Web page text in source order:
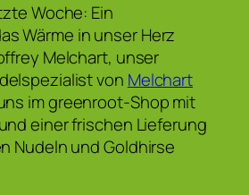
Woche: Ein
Wärme in unser Herz
Melchart, unser
von Melchart
im greenroot-Shop mit
einer frischen Lieferung
Nudeln und Goldhirse